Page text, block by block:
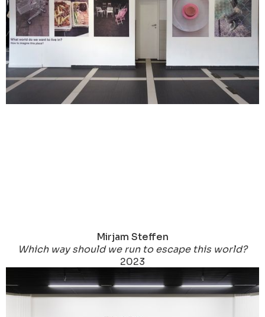
Mirjam Steffen
Which way should we run to escape this world?
2023